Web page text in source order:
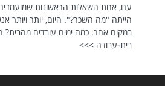
עם, אחת השאלות הראשונות שמועמדים
הייתה "מה השכר?". היום, יותר ויותר
במקום אחר. כמה ימים עובדים מהבית?
בית-עבודה >>>